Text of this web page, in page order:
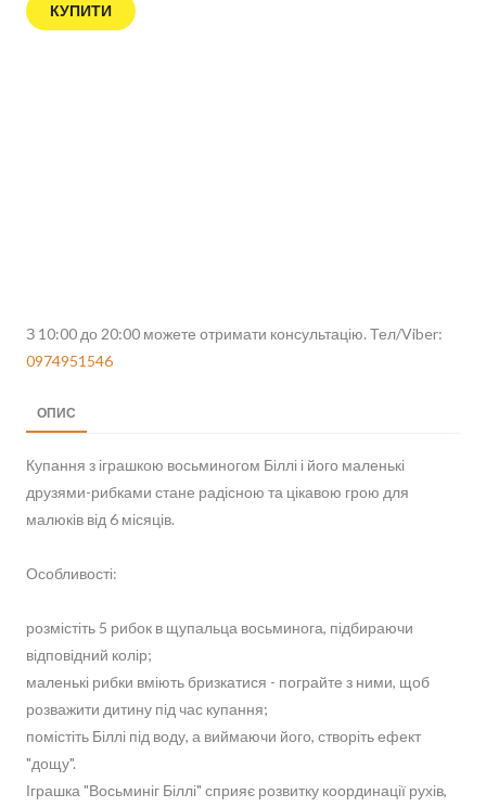
КУПИТИ
З 10:00 до 20:00 можете отримати консультацію. Тел/Viber:
0974951546
ОПИС
Купання з іграшкою восьминогом Біллі і його маленькі
друзями-рибками стане радісною та цікавою грою для
малюків від 6 місяців.
Особливості:
розмістіть 5 рибок в щупальца восьминога, підбираючи
відповідний колір;
маленькі рибки вміють бризкатися - пограйте з ними, щоб
розважити дитину під час купання;
помістіть Біллі під воду, а виймаючи його, створіть ефект
"дощу".
Іграшка "Восьминіг Біллі" сприяє розвитку координації рухів,